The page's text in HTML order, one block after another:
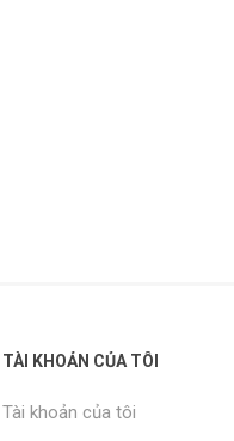
TÀI KHOẢN CỦA TÔI
Tài khoản của tôi